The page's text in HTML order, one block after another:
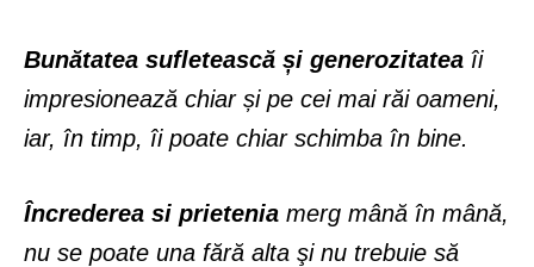
Bunătatea sufletească și generozitatea îi
impresionează chiar și pe cei mai răi oameni,
iar, în timp, îi poate chiar schimba în bine.
Încrederea si prietenia merg mână în mână,
nu se poate una fără alta şi nu trebuie să